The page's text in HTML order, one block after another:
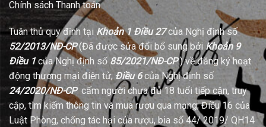
Chính sách Thanh toán
Tuân thủ quy định tại Khoản 1 Điều 27của Nghị định số
52/2013/NĐ-CP(Đã được sửa đổi bổ sung bởi Khoản 9
Điều 1của Nghị định số 85/2021/NĐ-CP) về đăng ký hoạt
động thương mại điện tử; Điều 6của Nghị định số
24/2020/NĐ-CPcấm người chưa đủ 18 tuổi tiếp cận, truy
cập, tìm kiếm thông tin và mua rượu qua mạng; Điều 16 của
Luật Phòng, chống tác hại của rượu, bia số 44/ 2019/ QH14